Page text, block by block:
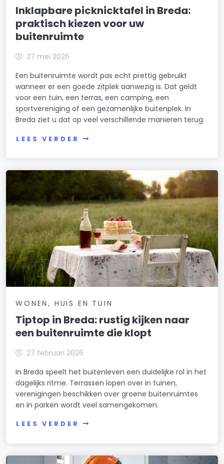
Inklapbare picknicktafel in Breda:
praktisch kiezen voor uw
buitenruimte
27 mei 2026
Een buitenruimte wordt pas echt prettig gebruikt
wanneer er een goede zitplek aanwezig is. Dat geldt
voor een tuin, een terras, een camping, een
sportvereniging of een gezamenlijke buitenplek. In
Breda ziet u dat op veel verschillende manieren terug.
LEES VERDER
WONEN, HUIS EN TUIN
Tiptop in Breda: rustig kijken naar
een buitenruimte die klopt
27 februari 2026
In Breda speelt het buitenleven een duidelijke rol in het
dagelijks ritme. Terrassen lopen over in tuinen,
verenigingen beschikken over groene buitenruimtes
en in parken wordt veel samengekomen.
LEES VERDER